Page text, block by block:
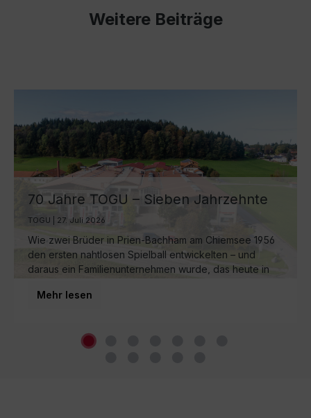
Weitere Beiträge
70 Jahre TOGU – Sieben Jahrzehnte
Ball-Manufaktur am Chiemsee
TOGU | 27. Juli 2026
Wie zwei Brüder in Prien-Bachham am Chiemsee 1956
den ersten nahtlosen Spielball entwickelten – und
daraus ein Familienunternehmen wurde, das heute in
Mehr lesen